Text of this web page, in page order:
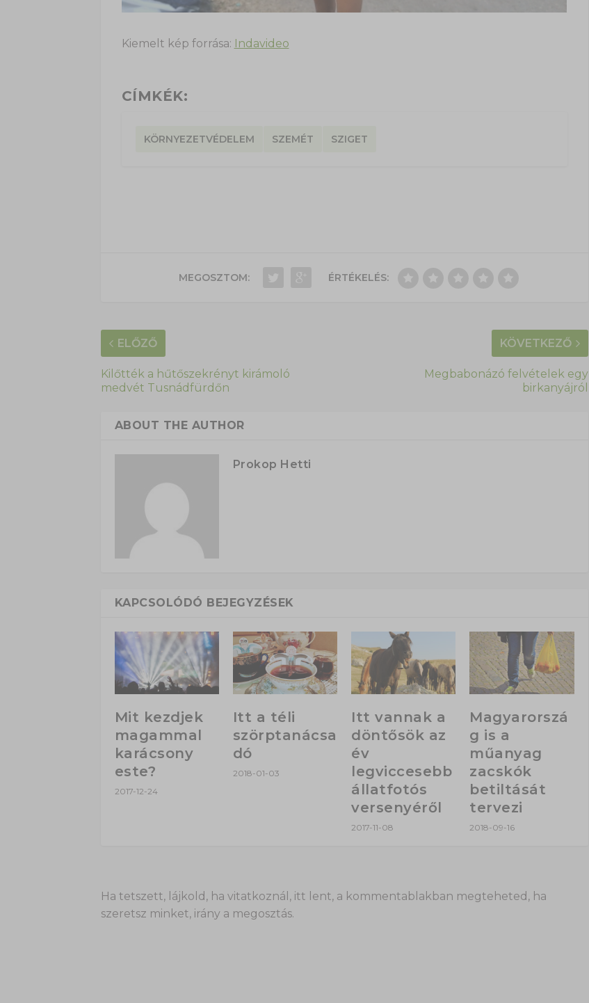
Kiemelt kép forrása: Indavideo
CÍMKÉK:
KÖRNYEZETVÉDELEM SZEMÉT SZIGET
MEGOSZTOM: ÉRTÉKELÉS:
ELŐZŐ
Kilőtték a hűtőszekrényt kirámoló
medvét Tusnádfürdőn
KÖVETKEZŐ
Megbabonázó felvételek egy
birkanyájról
ABOUT THE AUTHOR
Prokop Hetti
KAPCSOLÓDÓ BEJEGYZÉSEK
Mit kezdjek
magammal
karácsony
este?
2017-12-24
Itt a téli
szörptanácsa
dó
2018-01-03
Itt vannak a
döntősök az
év
legviccesebb
állatfotós
versenyéről
2017-11-08
Magyarorszá
g is a
műanyag
zacskók
betiltását
tervezi
2018-09-16
Ha tetszett, lájkold, ha vitatkoznál, itt lent, a kommentablakban megteheted, ha
szeretsz minket, irány a megosztás.